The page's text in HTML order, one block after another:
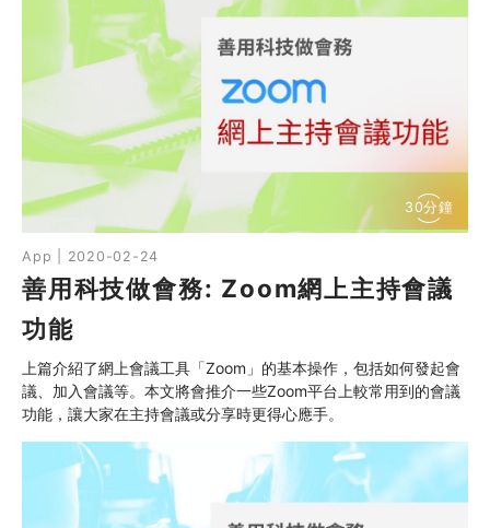
App | 2020-02-24
30分鐘
善用科技做會務: Zoom網上主持會議
功能
上篇介紹了網上會議工具「Zoom」的基本操作，包括如何發起會
議、加入會議等。本文將會推介一些Zoom平台上較常用到的會議
功能，讓大家在主持會議或分享時更得心應手。